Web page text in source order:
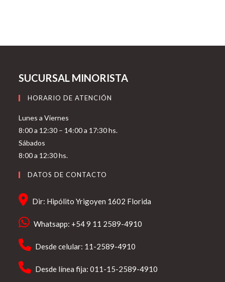
SUCURSAL MINORISTA
HORARIO DE ATENCIÓN
Lunes a Viernes
8:00 a 12:30 – 14:00 a 17:30 hs.
Sábados
8:00 a 12:30 hs.
DATOS DE CONTACTO
Dir: Hipólito Yrigoyen 1602 Florida
Whatsapp: +54 9 11 2589-4910
Desde celular: 11-2589-4910
Desde línea fija: 011-15-2589-4910